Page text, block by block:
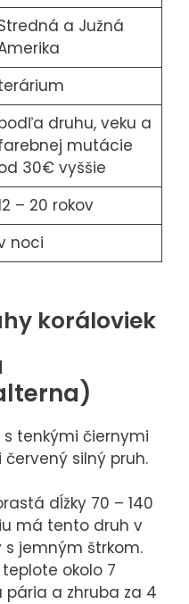
a Južná
druhu, veku a
mutácie
30€ vyššie
– 20 rokov
noci
koráloviek
tenkými čiernymi
silný pruh.
dĺžky 70 – 140
má tento druh v
s jemným štrkom.
okolo 7
pária a zhruba za 4